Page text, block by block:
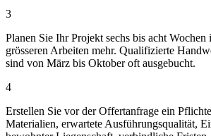
3
Planen Sie Ihr Projekt sechs bis acht Wochen
grösseren Arbeiten mehr. Qualifizierte
sind von März bis Oktober oft ausgebucht.
4
Erstellen Sie vor der Offertanfrage ein
Materialien, erwartete Ausführungsqualität,